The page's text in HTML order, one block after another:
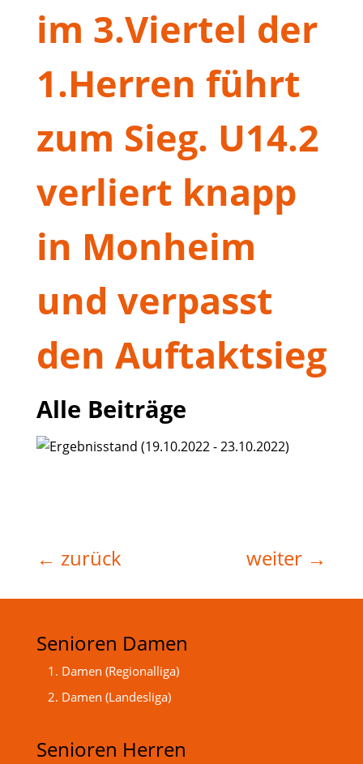
im 3.Viertel der
1.Herren führt
zum Sieg. U14.2
verliert knapp
in Monheim
und verpasst
den Auftaktsieg
Alle Beiträge
← zurück weiter →
Senioren Damen
1. Damen (Regionalliga)
2. Damen (Landesliga)
Senioren Herren